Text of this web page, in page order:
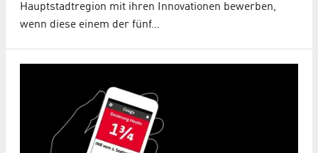
Hauptstadtregion mit ihren Innovationen bewerben,
wenn diese einem der fünf…